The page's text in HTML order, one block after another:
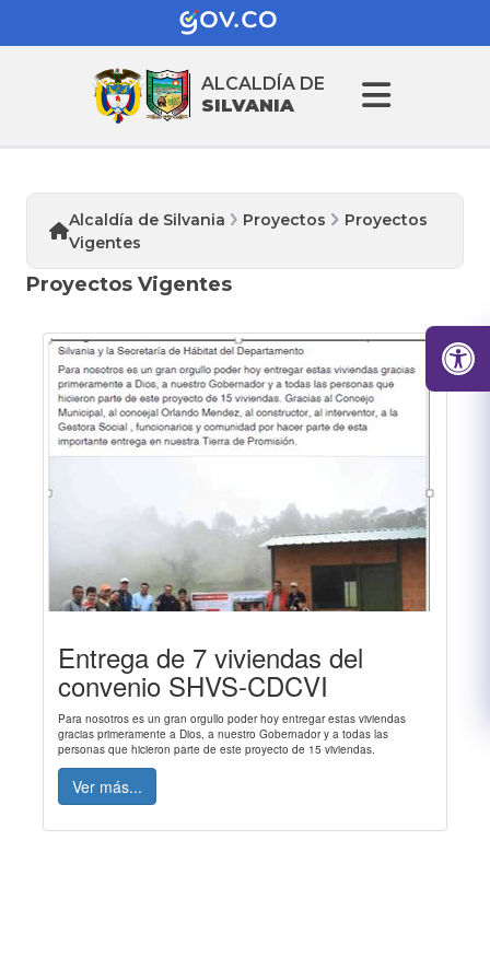
ALCALDÍA DE
SILVANIA
Alcaldía de Silvania Proyectos
Proyectos
Vigentes
Proyectos Vigentes